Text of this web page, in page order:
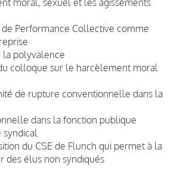
de Performance Collective comme
la polyvalence
colloque sur le harcèlement moral
de rupture conventionnelle dans la
dans la fonction publique
du CSE de Flunch qui permet à la
des élus non syndiqués